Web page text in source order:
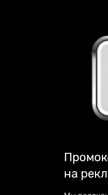
Наши
— в 2023 году
— в 2022 году
— в 2020 году
2016 год
нашей
180 +
на